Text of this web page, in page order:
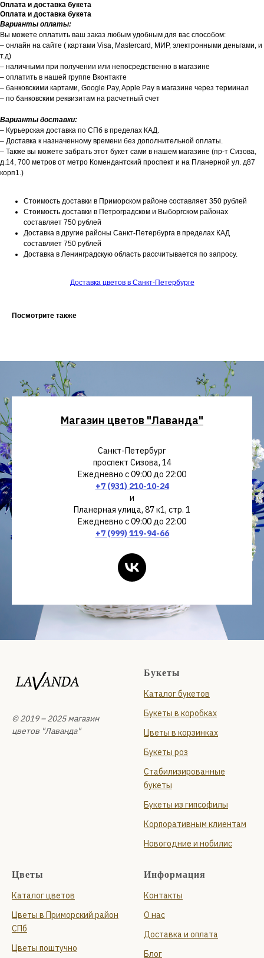
Оплата и доставка букета
Оплата и доставка букета
Варианты оплаты:
Вы можете оплатить ваш заказ любым удобным для вас способом:
– онлайн на сайте ( картами Visa, Mastercard, МИР, электронными деньгами, и
т.д)
– наличными при получении или непосредственно в магазине
– оплатить в нашей группе Вконтакте
– банковскими картами, Google Pay, Apple Pay в магазине через терминал
– по банковским реквизитам на расчетный счет
Варианты доставки:
– Курьерская доставка по СПб в пределах КАД.
– Доставка к назначенному времени без дополнительной оплаты.
– Также вы можете забрать этот букет сами в нашем магазине (пр-т Сизова,
д.14, 700 метров от метро Комендантский проспект и на Планерной ул. д87
корп1.)
Стоимость доставки в Приморском районе составляет 350 рублей
Стоимость доставки в Петроградском и Выборгском районах
составляет 750 рублей
Доставка в другие районы Санкт-Петербурга в пределах КАД
составляет 750 рублей
Доставка в Ленинградскую область рассчитывается по запросу.
Доставка цветов в Санкт-Петербурге
Посмотрите также
Магазин цветов "Лаванда"
Санкт-Петербург
проспект Сизова, 14
Ежедневно с 09:00 до 22:00
+7 (931) 210-10-24
и
Планерная улица, 87 к1, стр. 1
Ежедневно с 09:00 до 22:00
+7 (999) 119-94-66
© 2019 – 2025 магазин
цветов "Лаванда"
Букеты
Каталог букетов
Букеты в коробках
Цветы в корзинках
Букеты роз
Стабилизированные
букеты
Букеты из гипсофилы
Корпоративным клиентам
Новогодние и нобилис
Цветы
Каталог цветов
Цветы в Приморский район
СПб
Цветы поштучно
Информация
Контакты
О нас
Доставка и оплата
Блог